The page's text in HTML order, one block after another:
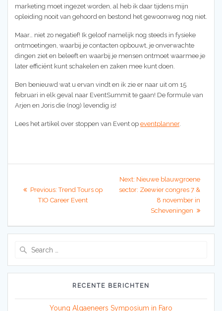
marketing moet ingezet worden, al heb ik daar tijdens mijn
opleiding nooit van gehoord en bestond het gewoonweg nog niet.
Maar… niet zo negatief! Ik geloof namelijk nog steeds in fysieke
ontmoetingen, waarbij je contacten opbouwt, je onverwachte
dingen ziet en beleeft en waarbij je mensen ontmoet waarmee je
later efficiënt kunt schakelen en zaken mee kunt doen.
Ben benieuwd wat u ervan vindt en ik zie er naar uit om 15
februari in elk geval naar EventSummit te gaan! De formule van
Arjen en Joris die (nog) levendig is!
Lees het artikel over stoppen van Event op eventplanner.
Previous: Previous
post:
Trend Tours op
TIO Career Event
Next: Next
post:
Nieuwe blauwgroene
sector: Zeewier congres 7 &
8 november in
Scheveningen
RECENTE BERICHTEN
Young Algaeneers Symposium in Faro